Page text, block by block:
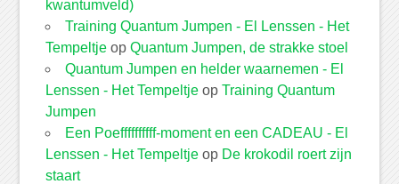
kwantumveld)
Training Quantum Jumpen - El Lenssen - Het
Tempeltjeop Quantum Jumpen, de strakke stoel
Quantum Jumpen en helder waarnemen - El
Lenssen - Het Tempeltjeop Training Quantum
Jumpen
Een Poeffffffffff-moment en een CADEAU - El
Lenssen - Het Tempeltjeop De krokodil roert zijn
staart